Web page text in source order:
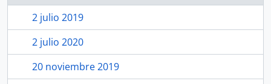
2 julio 2019
2 julio 2020
20 noviembre 2019